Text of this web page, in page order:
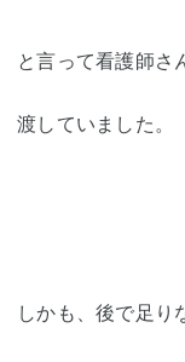
と言って看護師さ
渡していました。
しかも、後で足り